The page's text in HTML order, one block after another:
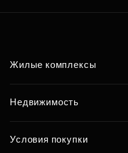
Жилые комплексы
Недвижимость
Условия покупки